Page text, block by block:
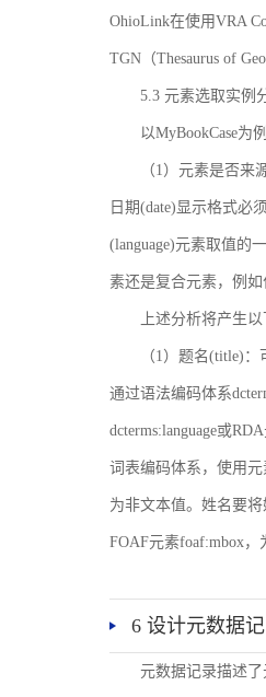
OhioLink在使用VRA
TGN（Thesaurus of
5.3 元素选取实例
以MyBookCase为
（1）元素是否
日期(date)显示格式必
(language)元素取值的
素还是复合元素，例
上述分析将产生
（1）题名(title)
通过语法编码体系
dcterms:language或
词表编码体系，使用元
为非文本值。姓名要
FOAF元素foaf:mbox，
6 设计元数据
元数据记录描述